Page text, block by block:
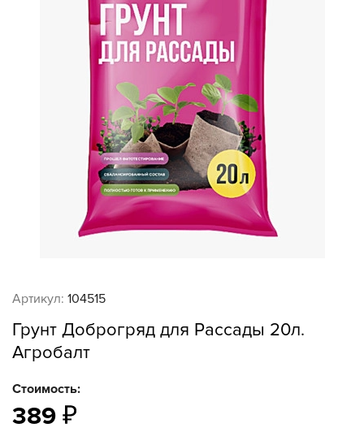
Артикул: 104515
Грунт Доброгряд для Рассады 20л.
Агробалт
Стоимость:
389